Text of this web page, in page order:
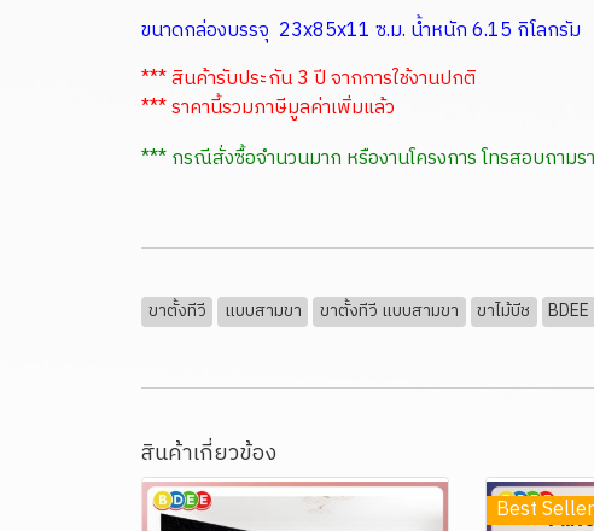
ขนาดกล่องบรรจุ 23x85x11 ซ.ม. น้ำหนัก 6.15 กิโลกรัม
*** สินค้ารับประกัน 3 ปี จากการใช้งานปกติ
*** ราคานี้รวมภาษีมูลค่าเพิ่มแล้ว
*** กรณีสั่งซื้อจำนวนมาก หรืองานโครงการ โทรสอบถ
ขาตั้งทีวี แบบสามขา ขาตั้งทีวี แบบสามขา ขาไม้บีช BDEE
สินค้าเกี่ยวข้อง
Best Seller